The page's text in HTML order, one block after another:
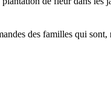
des familles qui